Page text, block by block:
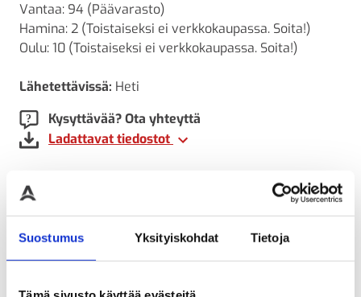
Suostumus Yksityiskohdat Tietoja
Vantaa: 94 (Päävarasto)
Hamina: 2 (Toistaiseksi ei verkkokaupassa. Soita!)
Oulu: 10 (Toistaiseksi ei verkkokaupassa. Soita!)
Lähetettävissä: Heti
Kysyttävää? Ota yhteyttä
Ladattavat tiedostot
LISÄTIEDOT
Lisätiedot
Paino